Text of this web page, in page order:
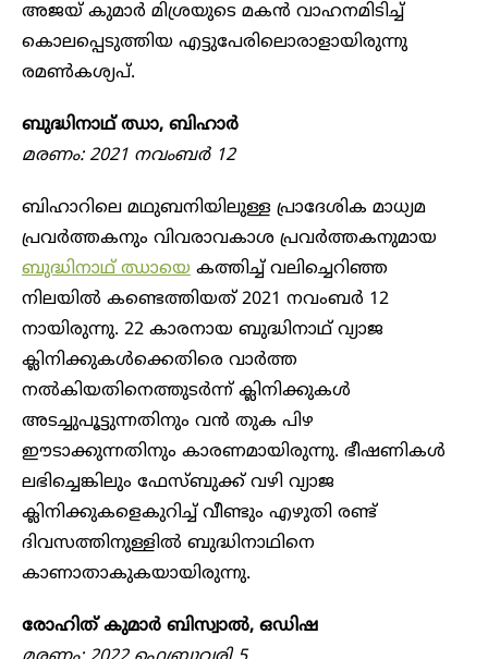
അജയ് കുമാർ മിശ്രയുടെ മകൻ വാഹനമിടിച്ച്
കൊലപ്പെടുത്തിയ എട്ടുപേരിലൊരാളായിരുന്നു
രമൺകശ്യപ്.
ബുദ്ധിനാഥ് ഝാ, ബിഹാർ
മരണം: 2021 നവംബർ 12
ബിഹാറിലെ മഥുബനിയിലുള്ള പ്രാദേശിക മാധ്യമ
പ്രവർത്തകനും വിവരാവകാശ പ്രവർത്തകനുമായ
ബുദ്ധിനാഥ് ഝായെ കത്തിച്ച് വലിച്ചെറിഞ്ഞ
നിലയിൽ കണ്ടെത്തിയത് 2021 നവംബർ 12
നായിരുന്നു. 22 കാരനായ ബുദ്ധിനാഥ് വ്യാജ
ക്ലിനിക്കുകൾക്കെതിരെ വാർത്ത
നൽകിയതിനെത്തുടർന്ന് ക്ലിനിക്കുകള്‍
അടച്ചുപൂട്ടുന്നതിനും വന്‍ തുക പിഴ
ഈടാക്കുന്നതിനും കാരണമായിരുന്നു. ഭീഷണികൾ
ലഭിച്ചെങ്കിലും ഫേസ്ബുക്ക് വഴി വ്യാജ
ക്ലിനിക്കുകളെകുറിച്ച് വീണ്ടും എഴുതി രണ്ട്
ദിവസത്തിനുള്ളിൽ ബുദ്ധിനാഥിനെ
കാണാതാകുകയായിരുന്നു.
രോഹിത് കുമാർ ബിസ്വാൽ, ഒഡിഷ